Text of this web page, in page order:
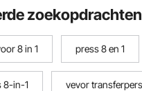
zoekopdrachten
8 in 1 press 8 en 1
8-in-1 vevor